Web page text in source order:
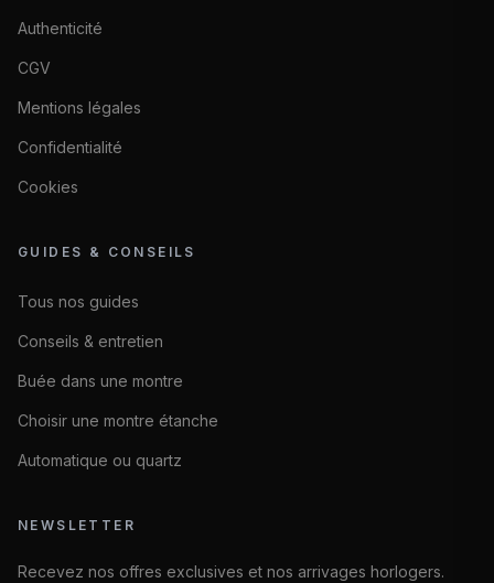
Authenticité
CGV
Mentions légales
Confidentialité
Cookies
GUIDES & CONSEILS
Tous nos guides
Conseils & entretien
Buée dans une montre
Choisir une montre étanche
Automatique ou quartz
NEWSLETTER
Recevez nos offres exclusives et nos arrivages horlogers.